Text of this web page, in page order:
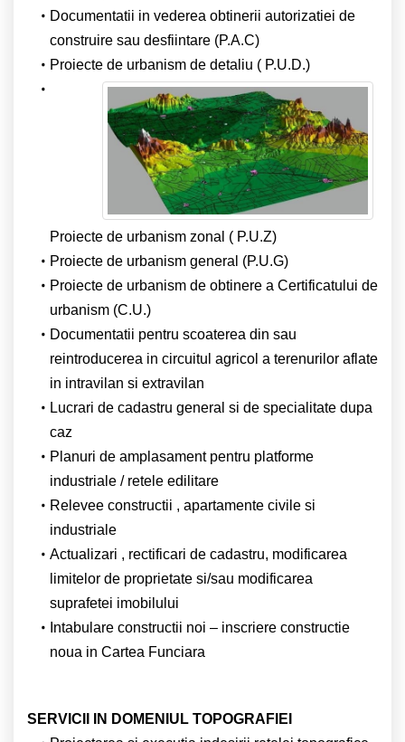
Documentatii in vederea obtinerii autorizatiei de
construire sau desfiintare (P.A.C)
Proiecte de urbanism de detaliu ( P.U.D.)
Proiecte de urbanism zonal ( P.U.Z)
Proiecte de urbanism general (P.U.G)
Proiecte de urbanism de obtinere a Certificatului de
urbanism (C.U.)
Documentatii pentru scoaterea din sau
reintroducerea in circuitul agricol a terenurilor aflate
in intravilan si extravilan
Lucrari de cadastru general si de specialitate dupa
caz
Planuri de amplasament pentru platforme
industriale / retele edilitare
Relevee constructii , apartamente civile si
industriale
Actualizari , rectificari de cadastru, modificarea
limitelor de proprietate si/sau modificarea
suprafetei imobilului
Intabulare constructii noi – inscriere constructie
noua in Cartea Funciara
SERVICII IN DOMENIUL TOPOGRAFIEI